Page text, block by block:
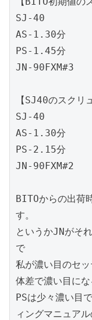
SJ-40
AS-1.30分
PS-1.45分
JN-90FXM#3
【SJ40のスクリ
SJ-40
AS-1.30分
PS-2.15分
JN-90FXM#2
BITOからの出荷
す。
というかJNがそ
で
私が濃い目のセ
体差で濃い目に
PSは少々濃い目
ィングマニュア